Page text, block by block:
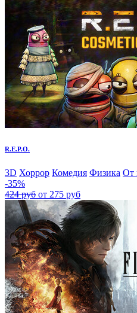
R.E.P.O.
3D Хоррор Комедия Физика От
-35%
424 руб от 275 руб